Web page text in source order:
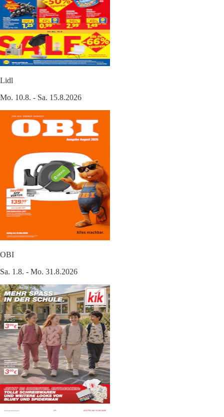
Lidl
Mo. 10.8. - Sa. 15.8.2026
OBI
Sa. 1.8. - Mo. 31.8.2026